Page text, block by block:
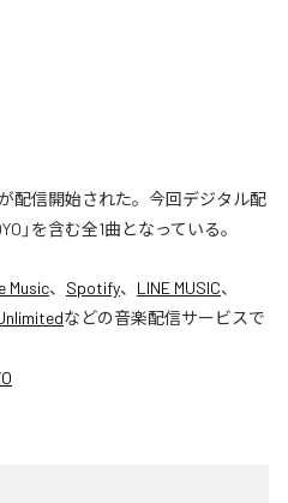
が配信開始された。今回デジタル配
」を含む全1曲となっている。
Music、 Spotify、 LINE MUSIC、
などの音楽配信サービスで